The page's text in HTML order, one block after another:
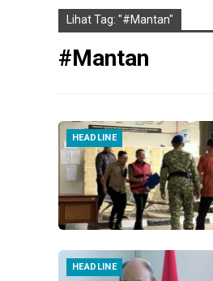
Lihat Tag: "#Mantan"
#Mantan
HEADLINE
HEADLINE